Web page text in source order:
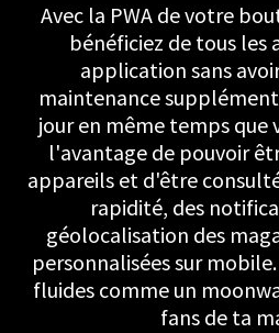
Avec la PWA de votre
bénéficiez de tous les
application sans
maintenance
jour en même temps que
l'avantage de pouvoir
appareils et d'être
rapidité, des
géolocalisation des
personnalisées sur
fluides comme un
fans de ta